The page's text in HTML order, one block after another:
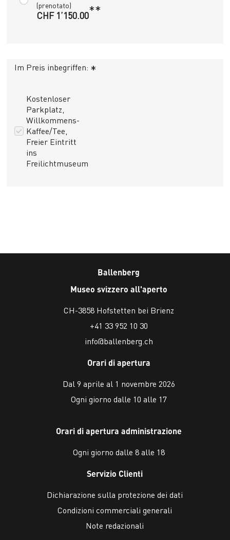
(prenotato)
CHF 1’150.00**
Im Preis inbegriffen: *
Kostenloser
Parkplatz,
Willkommens-
Kaffee/Tee,
Freier Eintritt
ins
Freilichtmuseum
Ballenberg
Museo svizzero all'aperto
CH-3858 Hofstetten bei Brienz
+41 33 952 10 30
info@ballenberg.ch
Orari di apertura
Dal 9 aprile al 1 novembre 2026
Ogni giorno dalle 10 alle 17
Orari di apertura administrazione
Ogni giorno dalle 8 alle 18
Servizio Clienti
Dichiarazione sulla protezione dei dati
Condizioni commerciali generali
Note redazionali